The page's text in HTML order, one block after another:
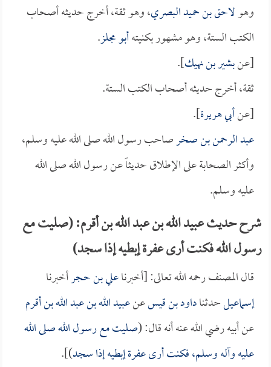
وهولاحق بن حميد البصري، وهو ثقة، أخرج حديثه أصحاب
الكتب الستة، وهو مشهور بكنيتهأبو مجلز.
[عنبشير بن نهيك].
ثقة، أخرج حديثه أصحاب الكتب الستة.
[عنأبي هريرة].
عبد الرحمن بن صخرصاحب رسول الله صلى الله عليه وسلم،
وأكثر الصحابة على الإطلاق حديثاً عن رسول الله صلى الله
عليه وسلم.
شرح حديث عبيد الله بن عبد الله بن أقرم: (صليت مع
رسول الله فكنت أرى عفرة إبطيه إذا سجد)
قال المصنف رحمه الله تعالى: [أخبرناعلي بن حجرأخبرنا
إسماعيلحدثناداود بن قيسعنعبيد الله بن عبد الله بن أقرم
عن أبيه رضي الله عنه أنه قال: (صليت مع رسول الله صلى الله
عليه وآله وسلم، فكنت أرى عفرة إبطيه إذا سجد)].